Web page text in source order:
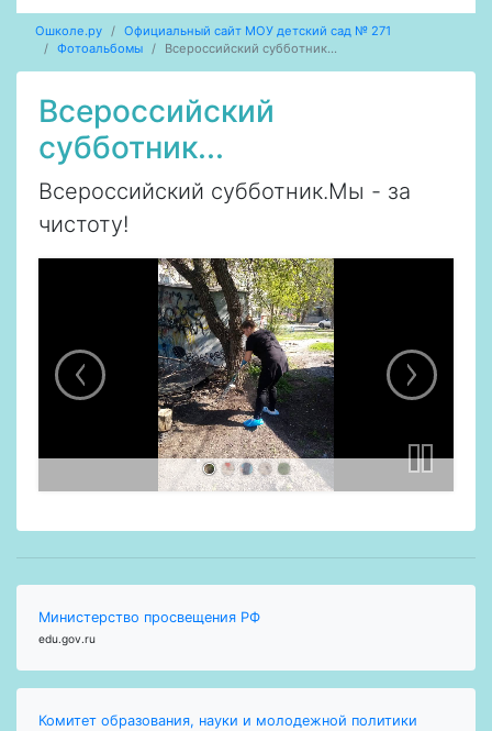
Ошколе.ру
Официальный сайт МОУ детский сад № 271
Фотоальбомы
Всероссийский субботник...
Всероссийский
субботник...
Всероссийский субботник.Мы - за
чистоту!
Министерство просвещения РФ
edu.gov.ru
Комитет образования, науки и молодежной политики